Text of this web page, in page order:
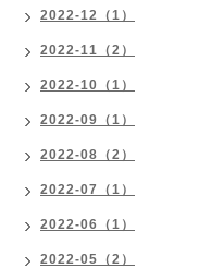
2022-12（1）
2022-11（2）
2022-10（1）
2022-09（1）
2022-08（2）
2022-07（1）
2022-06（1）
2022-05（2）